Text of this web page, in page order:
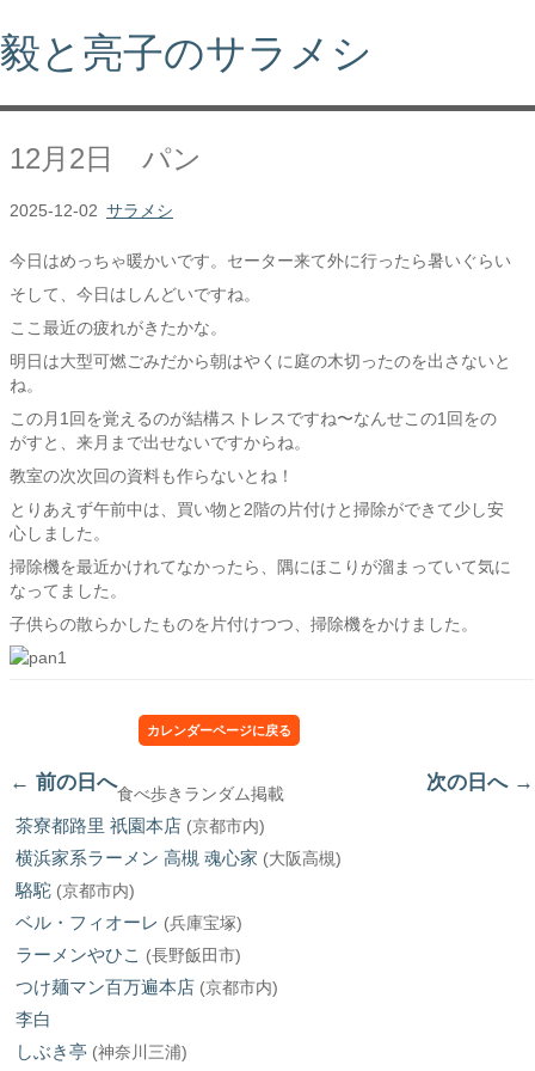
毅と亮子のサラメシ
12月2日 パン
2025-12-02 サラメシ
今日はめっちゃ暖かいです。セーター来て外に行ったら暑いぐらい
そして、今日はしんどいですね。
ここ最近の疲れがきたかな。
明日は大型可燃ごみだから朝はやくに庭の木切ったのを出さないと
ね。
この月1回を覚えるのが結構ストレスですね〜なんせこの1回をの
がすと、来月まで出せないですからね。
教室の次次回の資料も作らないとね！
とりあえず午前中は、買い物と2階の片付けと掃除ができて少し安
心しました。
掃除機を最近かけれてなかったら、隅にほこりが溜まっていて気に
なってました。
子供らの散らかしたものを片付けつつ、掃除機をかけました。
カレンダーページに戻る
← 前の日へ 次の日へ →
食べ歩きランダム掲載
茶寮都路里 祇園本店 (京都市内)
横浜家系ラーメン 高槻 魂心家 (大阪高槻)
駱駝 (京都市内)
ベル・フィオーレ (兵庫宝塚)
ラーメンやひこ (長野飯田市)
つけ麺マン百万遍本店 (京都市内)
李白
しぶき亭 (神奈川三浦)